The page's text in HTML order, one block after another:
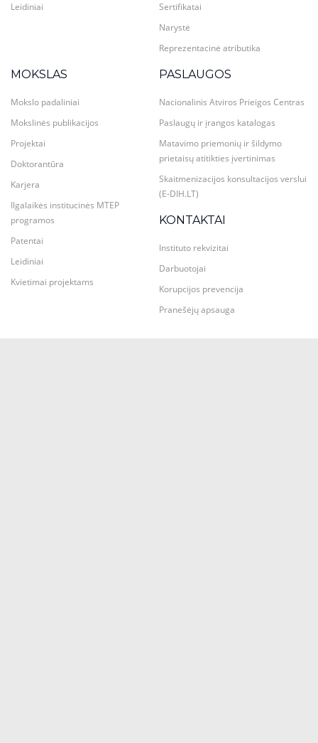
Leidiniai
Sertifikatai
Narystė
Reprezentacinė atributika
MOKSLAS
Mokslo padaliniai
Mokslinės publikacijos
Projektai
Doktorantūra
Karjera
Ilgalaikės institucinės MTEP
programos
Patentai
Leidiniai
Kvietimai projektams
PASLAUGOS
Nacionalinis Atviros Prieigos Centras
Paslaugų ir įrangos katalogas
Matavimo priemonių ir šildymo
prietaisų atitikties įvertinimas
Skaitmenizacijos konsultacijos verslui
(E-DIH.LT)
KONTAKTAI
Instituto rekvizitai
Darbuotojai
Korupcijos prevencija
Pranešėjų apsauga